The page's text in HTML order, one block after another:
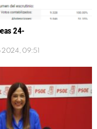
24-
2024, 09:51